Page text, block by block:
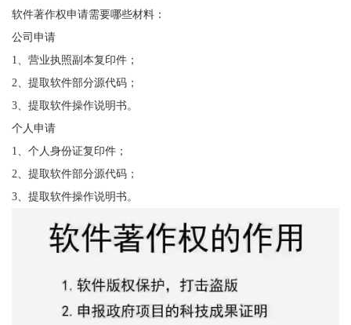
软件著作权申请需要哪些材料：
公司申请
1、营业执照副本复印件；
2、提取软件部分源代码；
3、提取软件操作说明书。
个人申请
1、个人身份证复印件；
2、提取软件部分源代码；
3、提取软件操作说明书。